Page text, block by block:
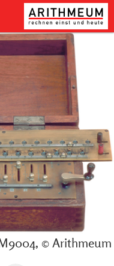
© Arithmeum